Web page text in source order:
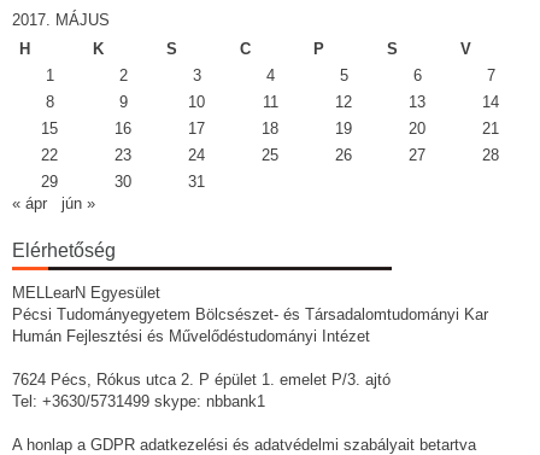
2017. MÁJUS
H
K S C P S
V
1
2 3 4 5 6
7
8
9 10 11 12 13
14
15
16 17 18 19 20
21
22
23 24 25 26 27
28
29
30
31
« ápr
jún »
Elérhetőség
MELLearN Egyesület
Pécsi Tudományegyetem Bölcsészet- és Társadalomtudományi Kar
Humán Fejlesztési és Művelődéstudományi Intézet
7624 Pécs, Rókus utca 2. P épület 1. emelet P/3. ajtó
Tel: +3630/5731499 skype: nbbank1
A honlap a GDPR adatkezelési és adatvédelmi szabályait betartva